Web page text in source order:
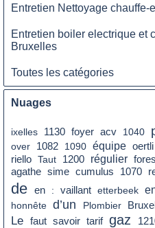
Entretien Nettoyage
Entretien boiler electrique et
Bruxelles
Toutes les catégories
Nuages
ixelles 1130 foyer acv 1040
over
1082 1090 équipe oertli
riello Taut 1200 régulier
agathe sime cumulus 1070
de en : vaillant etterbeek
honnête d’un Plombier
Le faut savoir tarif gaz